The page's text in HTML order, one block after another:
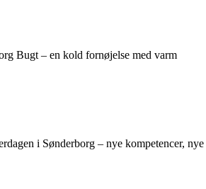
Bugt – en kold fornøjelse med varm
i Sønderborg – nye kompetencer, nye